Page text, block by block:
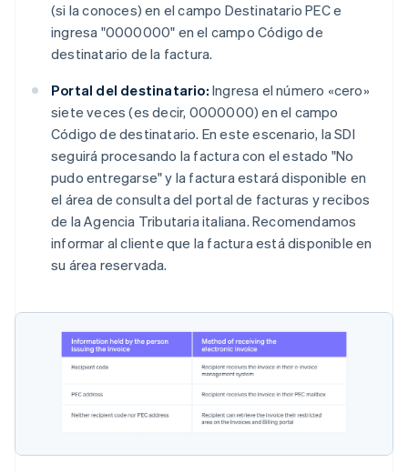
(si la conoces) en el campo Destinatario PEC e
ingresa "0000000" en el campo Código de
destinatario de la factura.
Portal del destinatario: Ingresa el número «cero»
siete veces (es decir, 0000000) en el campo
Código de destinatario. En este escenario, la SDI
seguirá procesando la factura con el estado "No
pudo entregarse" y la factura estará disponible en
el área de consulta del portal de facturas y recibos
de la Agencia Tributaria italiana. Recomendamos
informar al cliente que la factura está disponible en
su área reservada.